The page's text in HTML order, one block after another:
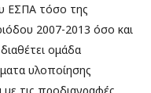
ΕΣΠΑ τόσο της
2007-2013 όσο και
ομάδα
υλοποίησης